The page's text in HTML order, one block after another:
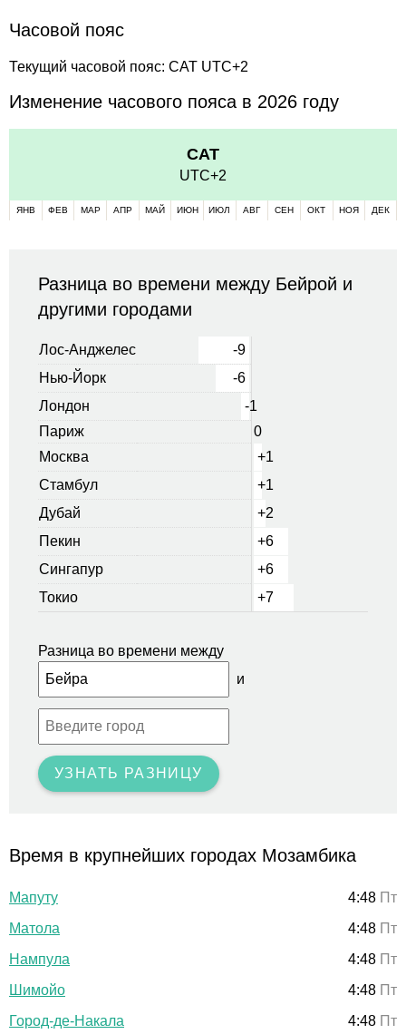
Часовой пояс
Текущий часовой пояс: CAT UTC+2
Изменение часового пояса в 2026 году
CAT
UTC+2
ЯНВ ФЕВ МАР АПР МАЙ ИЮН ИЮЛ АВГ СЕН ОКТ НОЯ ДЕК
Разница во времени между Бейрой и
другими городами
Лос-Анджелес
-9
Нью-Йорк
-6
Лондон
-1
Париж
0
Москва
+1
Стамбул
+1
Дубай
+2
Пекин
+6
Сингапур
+6
Токио
+7
Разница во времени между
и
УЗНАТЬ РАЗНИЦУ
Время в крупнейших городах Мозамбика
Мапуту 4:48 Пт
Матола
4:48 Пт
Нампула
4:48 Пт
Шимойо
4:48 Пт
Город-де-Накала
4:48 Пт